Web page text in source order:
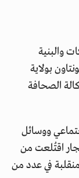
والبنية
بولاية
الصحافة
ووسائل
اقتُلعت من
في عدد من